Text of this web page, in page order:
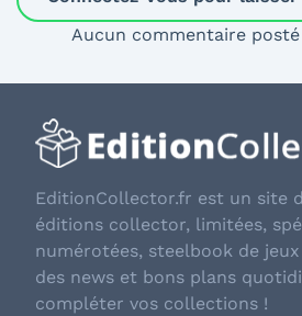
Aucun commentaire
EditionCollector.fr est un site
éditions collector, limitées,
numérotées, steelbook de
des news et bons plans
compléter vos collections !